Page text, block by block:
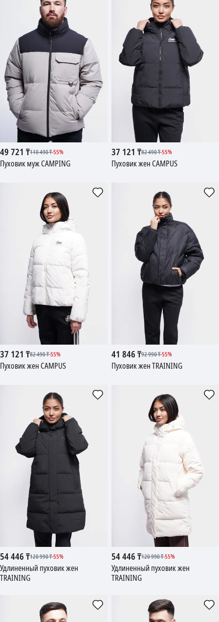
49 721 ₸110 490₸-55%
Пуховик муж CAMPING
37 121 ₸82 490₸-55%
Пуховик жен CAMPUS
37 121 ₸82 490₸-55%
Пуховик жен CAMPUS
41 846₸92 990₸-55%
Пуховик жен TRAINING
54 446₸120 990₸-55%
Удлиненный пуховик жен
TRAINING
54 446₸120 990₸-55%
Удлиненный пуховик жен
TRAINING